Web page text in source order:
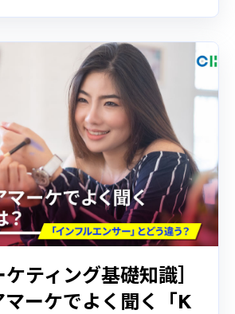
ケティング基礎知識］
マーケでよく聞く「K